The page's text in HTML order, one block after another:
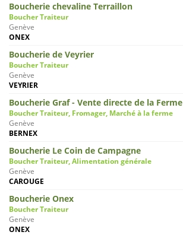
Boucherie chevaline Terraillon
Boucher Traiteur
Genève
ONEX
Boucherie de Veyrier
Boucher Traiteur
Genève
VEYRIER
Boucherie Graf - Vente directe de la Ferme
Boucher Traiteur, Fromager, Marché à la ferme
Genève
BERNEX
Boucherie Le Coin de Campagne
Boucher Traiteur, Alimentation générale
Genève
CAROUGE
Boucherie Onex
Boucher Traiteur
Genève
ONEX